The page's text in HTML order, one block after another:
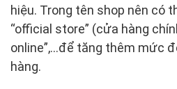
hiệu. Trong tên shop nên có
“official store” (cửa hàng
online”,...để tăng thêm mức
hàng.